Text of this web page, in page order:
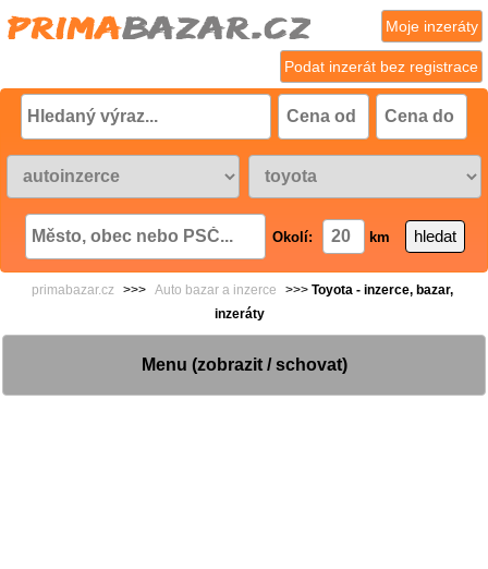
Podat inzerát bez registrace
Moje inzeráty
Okolí: km
primabazar.cz >>> Auto bazar a inzerce >>> Toyota - inzerce, bazar,
inzeráty
Menu (zobrazit / schovat)